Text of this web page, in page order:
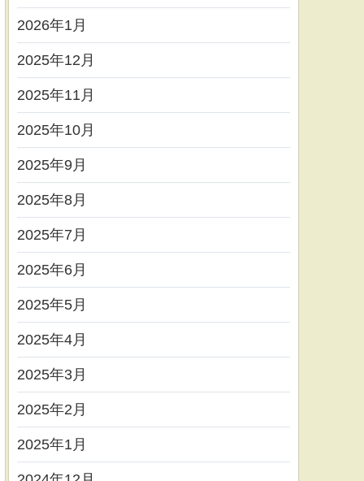
2026年1月
2025年12月
2025年11月
2025年10月
2025年9月
2025年8月
2025年7月
2025年6月
2025年5月
2025年4月
2025年3月
2025年2月
2025年1月